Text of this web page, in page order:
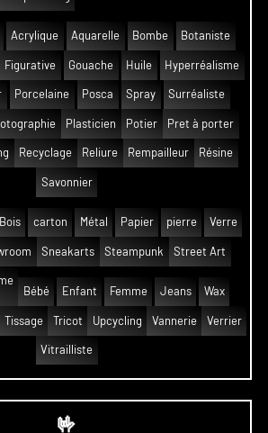
Acrylique Aquarelle Bombe Botaniste
Figurative Gouache Huile Hyperréalisme
Porcelaine Posca Spray Surréaliste
Plasticien Potier Pret à porter
Recyclage Reliure Rempailleur Résine
Savonnier
Bois carton Métal Papier pierre Verre
Sneakarts Steampunk Street Art
Bébé
Enfant Femme Jeans Wax
Tissage Tricot Upcycling Vannerie Verrier
Vitrailliste
🤟